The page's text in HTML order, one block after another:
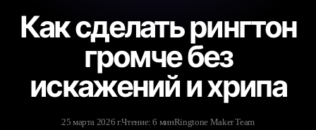
Как сделать рингтон
громче без
искажений и хрипа
25 марта 2026 г.Чтение: 6 минRingtone Maker Team